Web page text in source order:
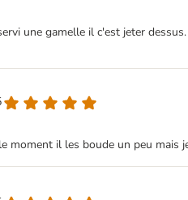
une gamelle il c'est jeter dessus.
moment il les boude un peu mais